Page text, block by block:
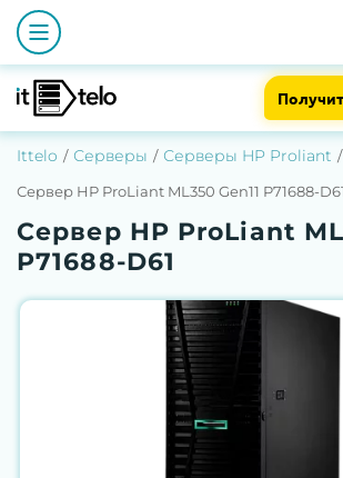
Ittelo Серверы Серверы HP Proliant
Сервер HP ProLiant ML350 Gen11 P71688-
Сервер HP ProLiant
P71688-D61